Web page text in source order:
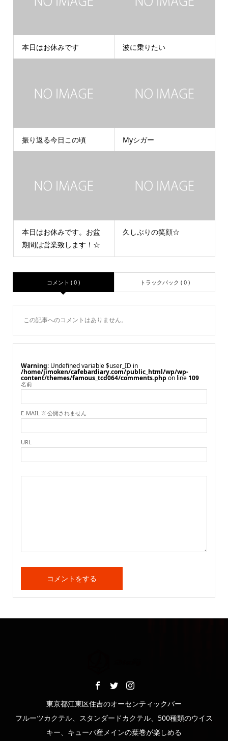
本日はお休みです 波に乗りたい
振り返る今日この頃 Myシガー
本日はお休みです。お盆
期間は営業致します！☆
久しぶりの笑顔☆
コメント ( 0 ) トラックバック ( 0 )
この記事へのコメントはありません。
Warning : Undefined variable $user_ID in
/home/jimoken/cafebardiary.com/public_html/wp/wp-
content/themes/famous_tcd064/comments.php on line109
名前
E-MAIL ※ 公開されません
URL
東京都江東区住吉のオーセンティックバー
フルーツカクテル、スタンダードカクテル、500種類のウイス
キー、キューバ産メインの葉巻が楽しめる